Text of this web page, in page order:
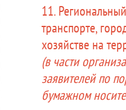
11.
транспорте,
хозяйстве на
(в части
заявителей по
бумажном